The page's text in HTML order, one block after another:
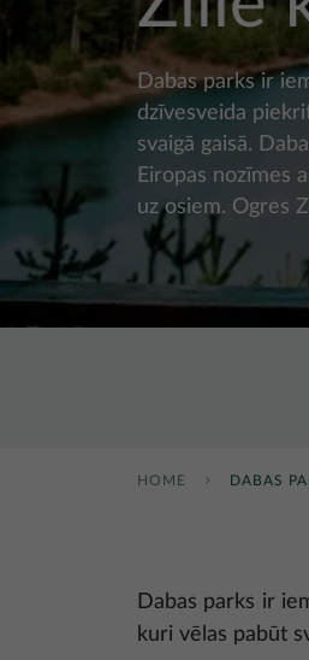
Dabas parks ir
dzīvesveida
svaigā gaisā.
Eiropas nozīmes
uz osiem. Ogres
HOME DABAS
Dabas parks ir
kuri vēlas pabūt